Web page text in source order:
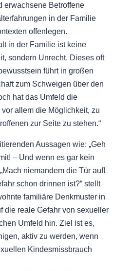
erwachsene Betroffene
in der Familie
offenlegen.
in der Familie ist keine
sondern Unrecht. Dieses oft
führt in großen
zum Schweigen über den
hat das Umfeld die
allem die Möglichkeit, zu
zur Seite zu stehen.“
Aussagen wie: „Geh
– Und wenn es gar kein
niemandem die Tür auf!
schon drinnen ist?“ stellt
familiäre Denkmuster in
die reale Gefahr von sexueller
Umfeld hin. Ziel ist es,
aktiv zu werden, wenn
Kindesmissbrauch